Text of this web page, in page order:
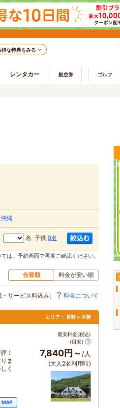
得な特典をみる
レンタカー 航空券 ゴルフ
縄
名 子供 0名
は、予約画面で再度ご確認ください。
合致順 料金が安い順
サービス料込み） 料金について
エリア： 長野 > 木曽
！
ま
く
MAP
最安料金(税込)
(目安)
7,840円～ /人
(大人2名利用時)